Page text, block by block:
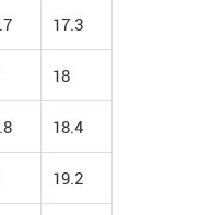
17.3
18
18.4
19.2